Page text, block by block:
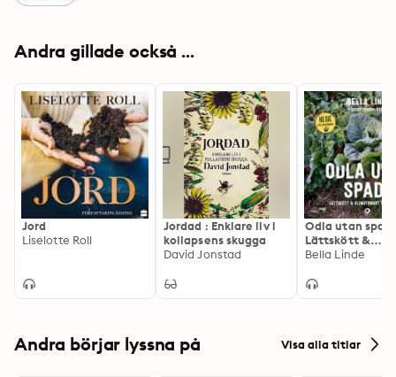
Andra gillade också ...
Jord
Liselotte Roll
Jordad : Enklare liv i
kollapsens skugga
David Jonstad
Odla utan
Lättskött &
klimatsmart
Bella Linde
Andra börjar lyssna på Visa alla titlar